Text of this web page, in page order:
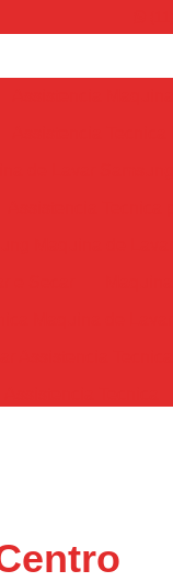
Portatil
Portatil